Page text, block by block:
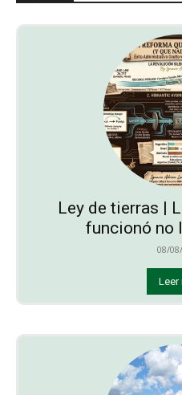
Ley de tierras |
funcionó no
08/
Leer